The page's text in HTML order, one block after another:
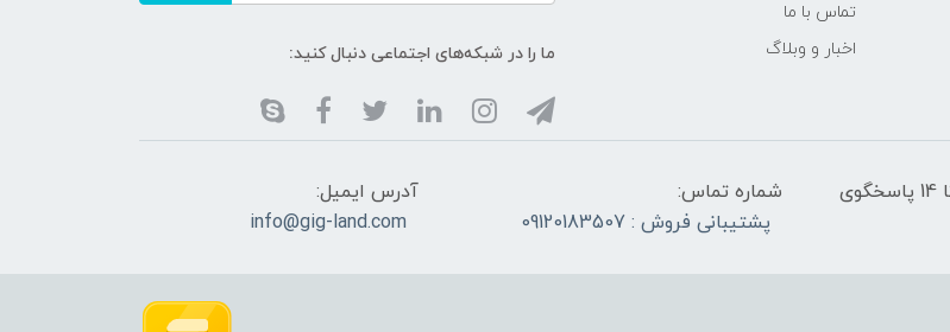
تماس با ما
اخبار و وبلاگ
ما را در شبکه‌های اجتماعی دنبال کنید:
شنبه تا چهارشنبه از ساعت 9 الی ۱4 و 17:30 الی ۲1 ، پنجشنبه 9 تا 14 پاسخگوی
شماره تماس:
پشتیبانی فروش : 09120183507
آدرس ایمیل:
info@gig-land.com